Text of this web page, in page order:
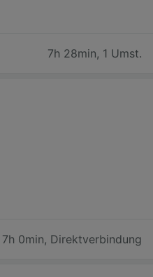
7h 28min, 1 Umst.
7h 0min, Direktverbindung